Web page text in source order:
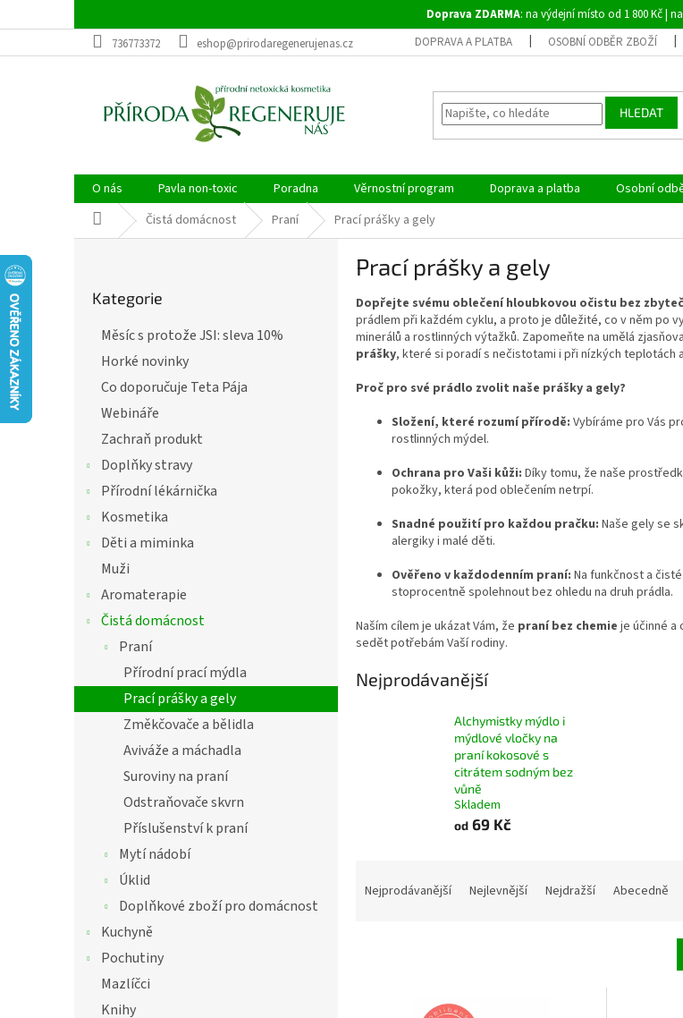
na
Doprava ZDARMA: na výdejní místo od 1 800 Kč |
736773372
eshop@prirodaregenerujenas.cz DOPRAVA A PLATBA OSOBNÍ ODBĚR ZBOŽÍ
HLEDAT
O nás Pavla non-toxic Poradna Věrnostní program Doprava a platba Osobní
Domů Čistá domácnost Praní Prací prášky a gely
kategorie
Kategorie
Měsíc s protože JSI: sleva 10%
Horké novinky
Co doporučuje Teta Pája
Webináře
Zachraň produkt
Doplňky stravy
Přírodní lékárnička
Kosmetika
Děti a miminka
Muži
Aromaterapie
Čistá domácnost
Praní
Přírodní prací mýdla
Prací prášky a gely
Změkčovače a bělidla
Aviváže a máchadla
Suroviny na praní
Odstraňovače skvrn
Příslušenství k praní
Mytí nádobí
Úklid
Doplňkové zboží pro domácnost
Kuchyně
Pochutiny
Mazlíčci
Knihy
Prací prášky a gely
Dopřejte svému oblečení hloubkovou očistu bez
prádlem při každém cyklu, a proto je důležité, co v něm po
minerálů a rostlinných výtažků. Zapomeňte na umělá
prášky, které si poradí s nečistotami i při nízkých
Proč pro své prádlo zvolit naše prášky a gely?
Složení, které rozumí přírodě: Vybíráme pro Vás
rostlinných mýdel.
Ochrana pro Vaši kůži: Díky tomu, že naše
pokožky, která pod oblečením netrpí.
Snadné použití pro každou pračku: Naše gely se
alergiky i malé děti.
Ověřeno v každodenním praní: Na funkčnost a
stoprocentně spolehnout bez ohledu na druh prádla.
Naším cílem je ukázat Vám, že praní bez chemie je účinné a
sedět potřebám Vaší rodiny.
Nejprodávanější
Alchymistky mýdlo i
mýdlové vločky na
praní kokosové s
citrátem sodným bez
vůně
Skladem
od 69 Kč
Nejprodávanější Nejlevnější Nejdražší Abecedně